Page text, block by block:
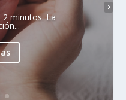
2 minutos. La